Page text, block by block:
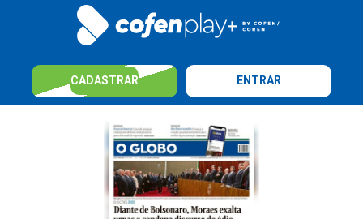
CADASTRAR ENTRAR